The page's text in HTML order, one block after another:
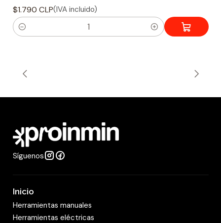
$1.790 CLP(IVA incluido)
C
d
Síguenos
Inicio
Herramientas manuales
Herramientas eléctricas